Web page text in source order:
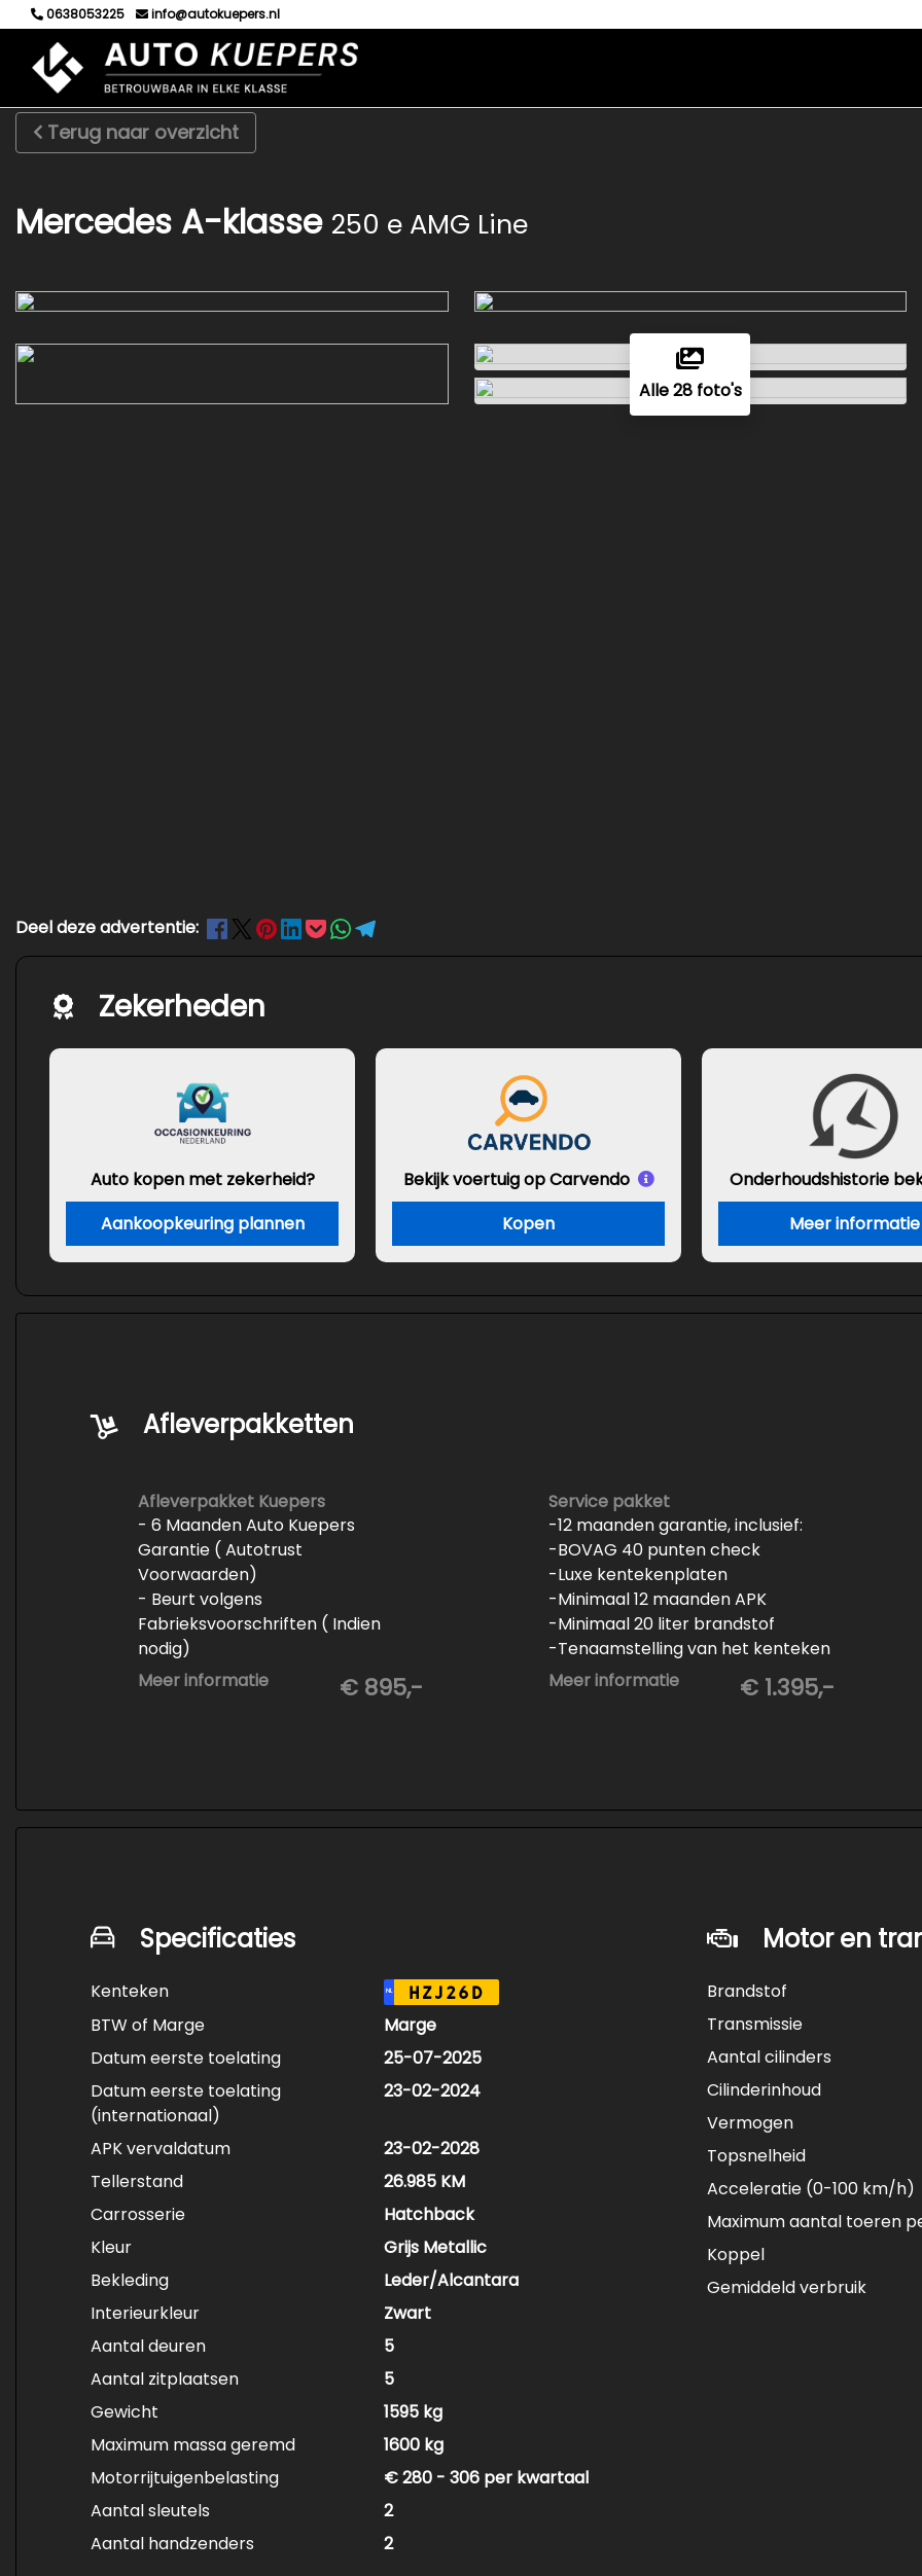
0638053225 info@autokuepers.nl
Terug naar overzicht
Mercedes A-klasse 250 e AMG Line
Alle 28 foto's
Deel deze advertentie:
Zekerheden
Auto kopen met zekerheid?
Aankoopkeuring plannen
Bekijk voertuig op Carvendo
Kopen
Onderhoudshistorie
Meer informatie
Afleverpakketten
Afleverpakket Kuepers
- 6 Maanden Auto Kuepers
Garantie ( Autotrust
Voorwaarden)
- Beurt volgens
Fabrieksvoorschriften ( Indien
nodig)
- Minimaal 6 maanden APK
- Minimaal 3 mm banden profiel
- Poetsen binnen en buiten
Meer informatie € 895,-
Service pakket
-12 maanden garantie, inclusief:
-BOVAG 40 punten check
-Luxe kentekenplaten
-Minimaal 12 maanden APK
-Minimaal 20 liter brandstof
-Tenaamstelling van het kenteken
-Vrijwaren van de inruilauto
Meer informatie € 1.395,-
Specificaties
Kenteken NL HZJ26D
BTW of Marge
Marge
Datum eerste toelating
25-07-2025
Datum eerste toelating
(internationaal)
23-02-2024
APK vervaldatum
23-02-2028
Tellerstand
26.985 KM
Carrosserie
Hatchback
Kleur
Grijs Metallic
Bekleding
Leder/Alcantara
Interieurkleur
Zwart
Aantal deuren
5
Aantal zitplaatsen
5
Gewicht
1595 kg
Maximum massa geremd
1600 kg
Motorrijtuigenbelasting
€ 280 - 306 per kwartaal
Aantal sleutels
2
Aantal handzenders
2
Motor en
Brandstof
Transmissie
Aantal cilinders
Cilinderinhoud
Vermogen
Topsnelheid
Acceleratie (0-100 km/h)
Maximum aantal toeren
Koppel
Gemiddeld verbruik